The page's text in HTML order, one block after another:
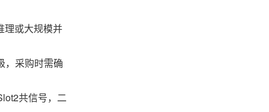
理或大规模并
，采购时需确
共信号，二